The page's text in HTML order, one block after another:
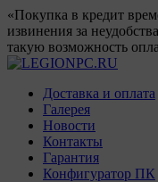
«Покупка в кредит
извинения за
такую возможность
Доставка и оплата
Галерея
Новости
Контакты
Гарантия
Конфигуратор ПК